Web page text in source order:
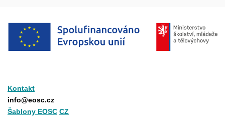
Kontakt
info@eosc.cz
Šablony EOSC CZ